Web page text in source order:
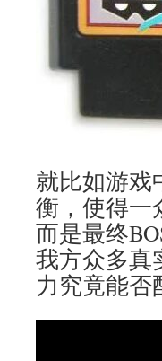
就比如游戏
衡，使得一
而是最终
我方众多真
力究竟能否